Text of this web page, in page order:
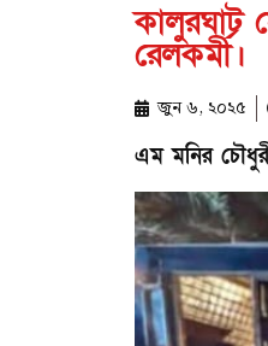
কালুরঘাট
রেলকর্মী।
জুন ৬, ২০২৫
এম মনির চৌধুরী